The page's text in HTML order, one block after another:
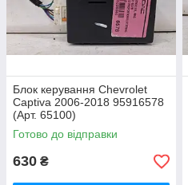
Блок керування Chevrolet
Captiva 2006-2018 95916578
(Арт. 65100)
Готово до відправки
630 ₴